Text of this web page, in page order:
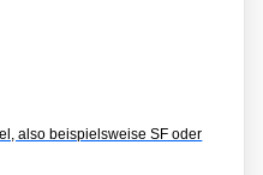
also beispielsweise SF oder